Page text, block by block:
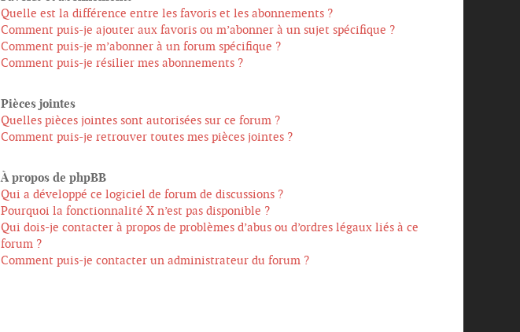
Quelle est la différence entre les favoris et les abonnements ?
Comment puis-je ajouter aux favoris ou m’abonner à un sujet spécifique ?
Comment puis-je m’abonner à un forum spécifique ?
Comment puis-je résilier mes abonnements ?
Pièces jointes
Quelles pièces jointes sont autorisées sur ce forum ?
Comment puis-je retrouver toutes mes pièces jointes ?
À propos de phpBB
Qui a développé ce logiciel de forum de discussions ?
Pourquoi la fonctionnalité X n’est pas disponible ?
Qui dois-je contacter à propos de problèmes d’abus ou d’ordres légaux liés à ce
forum ?
Comment puis-je contacter un administrateur du forum ?